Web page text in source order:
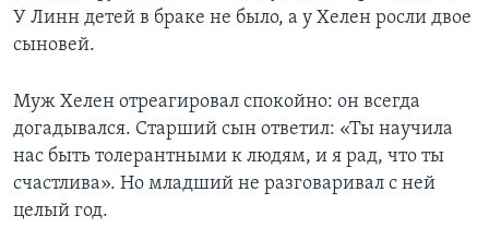
У Линн детей в браке не было, а у Хелен росли двое
сыновей.
Муж Хелен отреагировал спокойно: он всегда
догадывался. Старший сын ответил: «Ты научила
нас быть толерантными к людям, и я рад, что ты
счастлива». Но младший не разговаривал с ней
целый год.